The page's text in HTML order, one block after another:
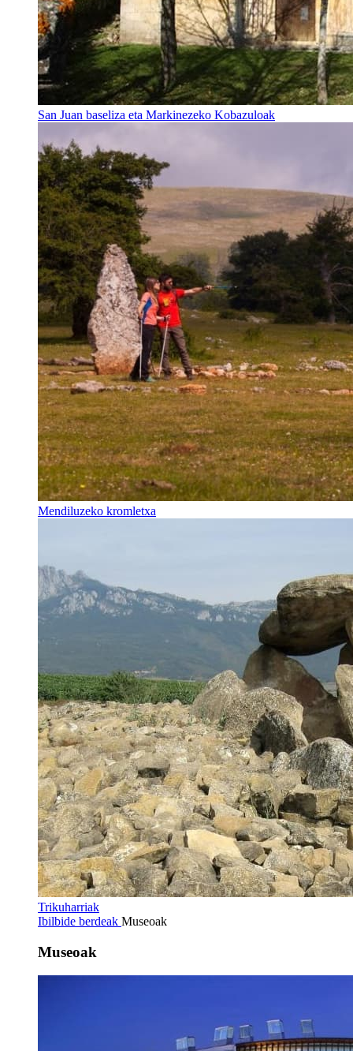
San Juan baseliza eta Markinezeko Kobazuloak
Mendiluzeko kromletxa
Trikuharriak
Ibilbide berdeak Museoak
Museoak